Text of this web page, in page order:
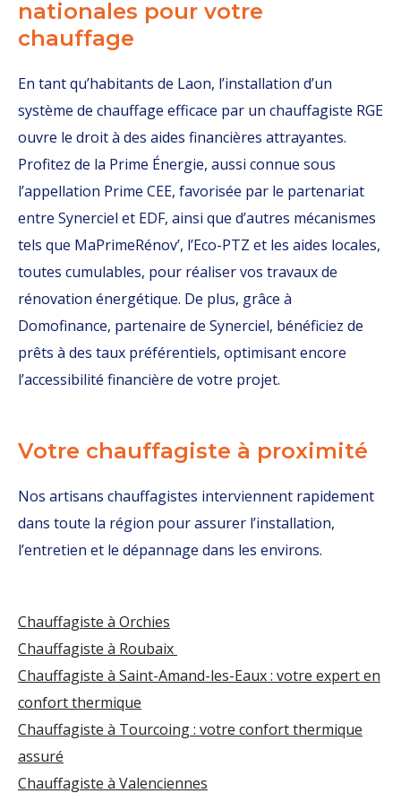
nationales pour votre
chauffage
En tant qu’habitants de Laon, l’installation d’un
système de chauffage efficace par un chauffagiste RGE
ouvre le droit à des aides financières attrayantes.
Profitez de la Prime Énergie, aussi connue sous
l’appellation Prime CEE, favorisée par le partenariat
entre Synerciel et EDF, ainsi que d’autres mécanismes
tels que MaPrimeRénov’, l’Eco-PTZ et les aides locales,
toutes cumulables, pour réaliser vos travaux de
rénovation énergétique. De plus, grâce à
Domofinance, partenaire de Synerciel, bénéficiez de
prêts à des taux préférentiels, optimisant encore
l’accessibilité financière de votre projet.
Votre chauffagiste à proximité
Nos artisans chauffagistes interviennent rapidement
dans toute la région pour assurer l’installation,
l’entretien et le dépannage dans les environs.
Chauffagiste à Orchies
Chauffagiste à Roubaix
Chauffagiste à Saint-Amand-les-Eaux : votre expert en
confort thermique
Chauffagiste à Tourcoing : votre confort thermique
assuré
Chauffagiste à Valenciennes